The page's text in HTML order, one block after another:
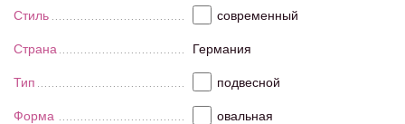
Стиль современный
Страна Германия
Тип подвесной
Форма овальная